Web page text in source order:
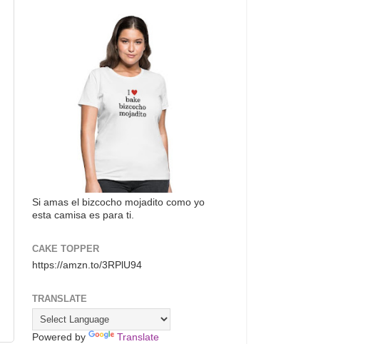
Si amas el bizcocho mojadito como yo
esta camisa es para ti.
CAKE TOPPER
https://amzn.to/3RPlU94
TRANSLATE
Powered by Translate